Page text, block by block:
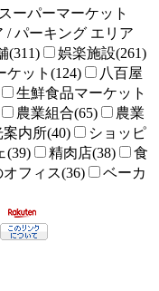
スーパーマーケット
/ パーキング エリア
(311)
娯楽施設(261)
ケット(124)
八百屋
生鮮食品マーケット
農業組合(65)
農業
案内所(40)
ショッピ
(39) 精肉店(38)
食
フィス(36)
ベーカ